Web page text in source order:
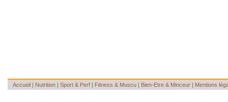
Accueil | Nutrition | Sport & Perf | Fitness & Muscu | Bien-Etre & Minceur | Mentions